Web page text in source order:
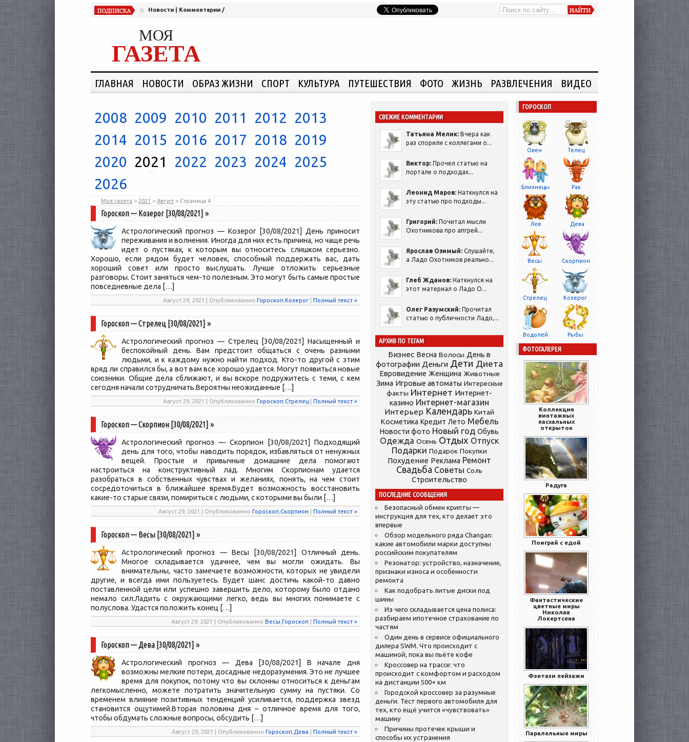
Новости Комментарии /
МОЯ
ГАЗЕТА
ГЛАВНАЯ НОВОСТИ ОБРАЗ ЖИЗНИ СПОРТ КУЛЬТУРА ПУТЕШЕСТВИЯ ФОТО ЖИЗНЬ РАЗВЛЕЧЕНИЯ ВИДЕО
2008 2009 2010 2011 2012 2013
2014 2015 2016 2017 2018 2019
2020 2021 2022 2023 2024 2025
2026
Моя газета > 2021 > Август > Страница 4
Гороскоп — Козерог [30/08/2021]»
Астрологический прогноз — Козерог [30/08/2021] День приносит
переживания и волнения. Иногда для них есть причина, но чаще речь
идет о пустяках, к которым вы относитесь слишком серьезно.
Хорошо, если рядом будет человек, способный поддержать вас, дать
хороший совет или просто выслушать. Лучше отложить серьезные
разговоры. Стоит заняться чем-то полезным. Это могут быть самые простые
повседневные дела […]
Август 29, 2021 | Опубликованно Гороскоп Козерог | Полный текст »
Гороскоп — Стрелец [30/08/2021]»
Астрологический прогноз — Стрелец [30/08/2021] Насыщенный и
беспокойный день. Вам предстоит общаться с очень разными
людьми, и к каждому нужно найти подход. Кто-то другой с этим
вряд ли справился бы, а вот вам все хорошо удается. Могут появиться новые
союзники. Общие дела сближают, и вы вскоре подружитесь с теми, с кем
сегодня начали сотрудничать.Вероятны неожиданные […]
Август 29, 2021 | Опубликованно Гороскоп Стрелец | Полный текст »
Гороскоп — Скорпион [30/08/2021]»
Астрологический прогноз — Скорпион [30/08/2021] Подходящий
день для того, чтобы наводить порядок, избавляться от ненужных
вещей. Простые и привычные домашние дела помогают
настроиться на конструктивный лад. Многим Скорпионам удается
разобраться в собственных чувствах и желаниях, понять, на чем стоит
сосредоточиться в ближайшее время.Будет возможность восстановить
какие-то старые связи, помириться с людьми, с которыми вы были […]
Август 29, 2021 | Опубликованно Гороскоп Скорпион | Полный текст »
Гороскоп — Весы [30/08/2021]»
Астрологический прогноз — Весы [30/08/2021] Отличный день.
Многое складывается удачнее, чем вы могли ожидать. Вы
внимательны, часто замечаете возможности, которых не увидели
другие, и всегда ими пользуетесь. Будет шанс достичь какой-то давно
поставленной цели или успешно завершить дело, которому было отдано
немало сил.Ладить с окружающими легко, ведь вы многих понимаете с
полуслова. Удастся положить конец […]
Август 29, 2021 | Опубликованно Весы Гороскоп | Полный текст »
Гороскоп — Дева [30/08/2021]»
Астрологический прогноз — Дева [30/08/2021] В начале дня
возможны мелкие потери, досадные недоразумения. Это не лучшее
время для покупок, потому что вы склонны относиться к деньгам
легкомысленно, можете потратить значительную сумму на пустяки. Со
временем влияние позитивных тенденций усиливается, поддержка звезд
становится ощутимей.Вторая половина дня – отличное время для того,
чтобы обдумать сложные вопросы, обсудить […]
Август 29, 2021 | Опубликованно Гороскоп Дева | Полный текст »
СВЕЖИЕ КОММЕНТАРИИ
Татьяна Мелик: Вчера как
раз спорили с коллегами о...
Виктор: Прочел статью на
портале о подходах...
Леонид Маров: Наткнулся на
эту статью про подходы...
Григорий: Почитал мысли
Охотникова про апгрей...
Ярослав Озимый: Слушайте,
а Ладо Охотников реально...
Глеб Жданов: Наткнулся на
этот материал о Ладо О...
Олег Разумский: Прочитал
статью о публичности Ладо,...
АРХИВ ПО ТЕГАМ
Бизнес Весна Волосы День в
фотографии Деньги Дети Диета
Евровидение Женщина Животные
Зима Игровые автоматы Интересные
факты Интернет Интернет-
казино Интернет-магазин
Интерьер Календарь Китай
Косметика Кредит Лето Мебель
Новости фото Новый год Обувь
Одежда Осень Отдых Отпуск
Подарки Подарок Покупки
Похудение Реклама Ремонт
Свадьба Советы Соль
Строительство
ПОСЛЕДНИЕ СООБЩЕНИЯ
Безопасный обмен крипты —
инструкция для тех, кто делает это
впервые
Обзор модельного ряда Changan:
какие автомобили марки доступны
российским покупателям
Резонатор: устройство, назначение,
признаки износа и особенности
ремонта
Как подобрать литые диски под
шины
Из чего складывается цена полиса:
разбираем ипотечное страхование по
частям
Один день в сервисе официального
дилера SWM. Что происходит с
машиной, пока вы пьёте кофе
Кроссовер на трассе: что
происходит с комфортом и расходом
на дистанции 500+ км
Городской кроссовер за разумные
деньги. Тест первого автомобиля для
тех, кто ещё учится «чувствовать»
машину
Причины протечек крыши и
способы их устранения
ГОРОСКОП
Овен Телец
Близнецы Рак
Лев Дева
Весы Скорпион
Стрелец Козерог
Водолей Рыбы
ФОТОГАЛЕРЕЯ
Коллекция
винтажных
пасхальных
открыток
Радуга
Поиграй с едой
Фантастические
цветные миры
Николая
Локертсена
Фэнтази пейзажи
Паралельные миры